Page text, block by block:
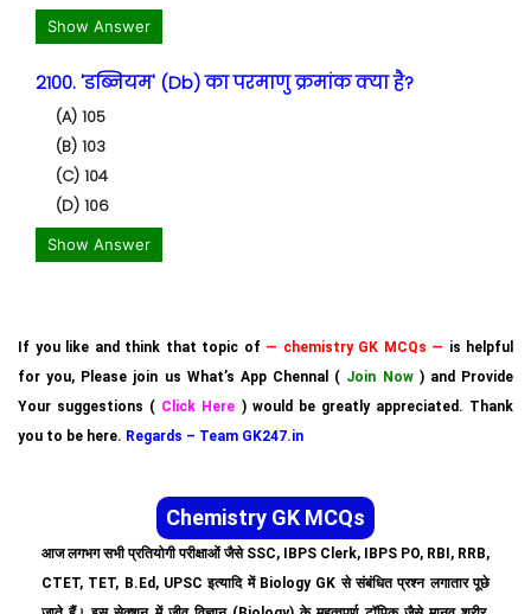
Show Answer
2100. 'डब्नियम' (Db) का परमाणु क्रमांक क्या है?
(A) 105
(B) 103
(C) 104
(D) 106
Show Answer
If you like and think that topic of — chemistry GK MCQs — is helpful
for you, Please join us What’s App Chennal ( Join Now) and Provide
Your suggestions ( Click Here ) would be greatly appreciated. Thank
you to be here. Regards – Team GK247.in
Chemistry GK MCQs
आज लगभग सभी प्रतियोगी परीक्षाओं जैसे SSC, IBPS Clerk, IBPS PO, RBI, RRB,
CTET, TET, B.Ed, UPSC इत्यादि में Biology GK से संबंधित प्रश्न लगातार पूछे